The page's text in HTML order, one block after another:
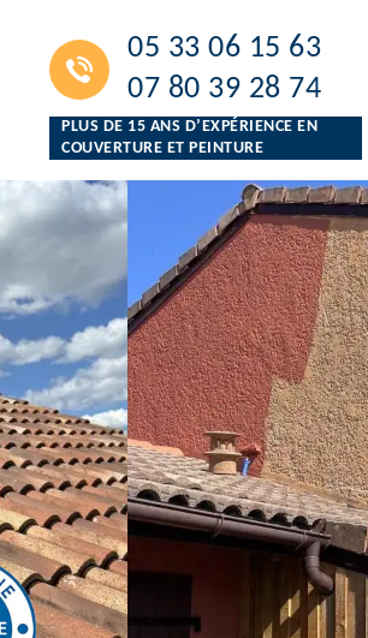
05 33 06 15 63
07 80 39 28 74
PLUS DE 15 ANS D’EXPÉRIENCE EN
COUVERTURE ET PEINTURE